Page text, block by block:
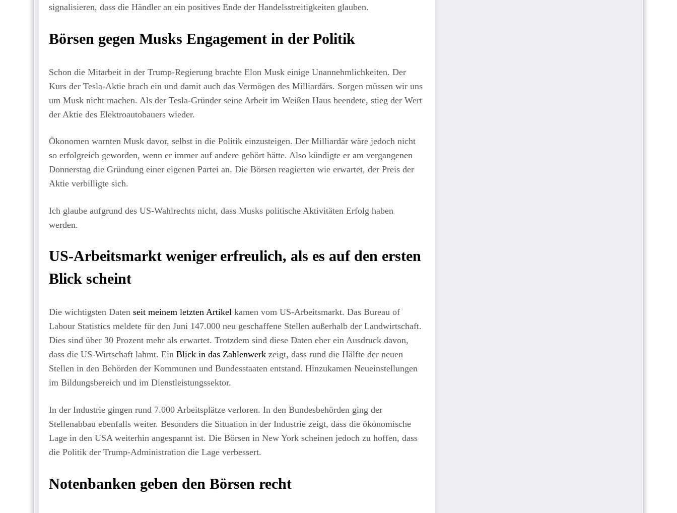
signalisieren, dass die Händler an ein positives Ende der Handelsstreitigkeiten glauben.
Börsen gegen Musks Engagement in der Politik
Schon die Mitarbeit in der Trump-Regierung brachte Elon Musk einige Unannehmlichkeiten. Der
Kurs der Tesla-Aktie brach ein und damit auch das Vermögen des Milliardärs. Sorgen müssen wir uns
um Musk nicht machen. Als der Tesla-Gründer seine Arbeit im Weißen Haus beendete, stieg der Wert
der Aktie des Elektroautobauers wieder.
Ökonomen warnten Musk davor, selbst in die Politik einzusteigen. Der Milliardär wäre jedoch nicht
so erfolgreich geworden, wenn er immer auf andere gehört hätte. Also kündigte er am vergangenen
Donnerstag die Gründung einer eigenen Partei an. Die Börsen reagierten wie erwartet, der Preis der
Aktie verbilligte sich.
Ich glaube aufgrund des US-Wahlrechts nicht, dass Musks politische Aktivitäten Erfolg haben
werden.
US-Arbeitsmarkt weniger erfreulich, als es auf den ersten
Blick scheint
Die wichtigsten Daten seit meinem letzten Artikel kamen vom US‑Arbeitsmarkt. Das Bureau of
Labour Statistics meldete für den Juni 147.000 neu geschaffene Stellen außerhalb der Landwirtschaft.
Dies sind über 30 Prozent mehr als erwartet. Trotzdem sind diese Daten eher ein Ausdruck davon,
dass die US-Wirtschaft lahmt. Ein Blick in das Zahlenwerk zeigt, dass rund die Hälfte der neuen
Stellen in den Behörden der Kommunen und Bundesstaaten entstand. Hinzukamen Neueinstellungen
im Bildungsbereich und im Dienstleistungssektor.
In der Industrie gingen rund 7.000 Arbeitsplätze verloren. In den Bundesbehörden ging der
Stellenabbau ebenfalls weiter. Besonders die Situation in der Industrie zeigt, dass die ökonomische
Lage in den USA weiterhin angespannt ist. Die Börsen in New York scheinen jedoch zu hoffen, dass
die Politik der Trump-Administration die Lage verbessert.
Notenbanken geben den Börsen recht